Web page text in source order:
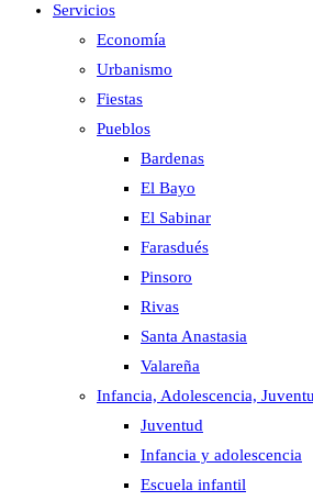
Servicios
Economía
Urbanismo
Fiestas
Pueblos
Bardenas
El Bayo
El Sabinar
Farasdués
Pinsoro
Rivas
Santa Anastasia
Valareña
Infancia, Adolescencia,
Juventud
Infancia y adolescencia
Escuela infantil